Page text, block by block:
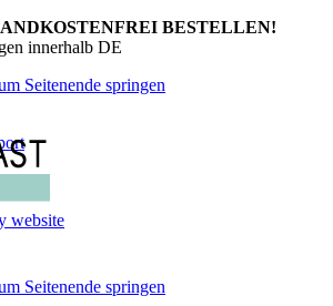
BESTELLEN!
innerhalb DE
Seitenende springen
website
Seitenende springen